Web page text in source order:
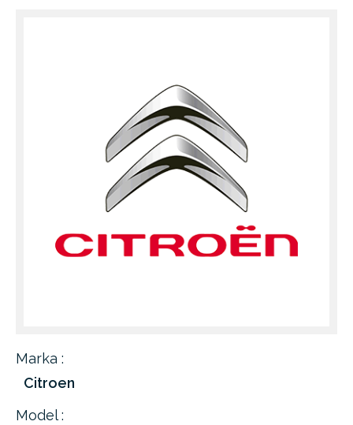
Marka :
Citroen
Model :